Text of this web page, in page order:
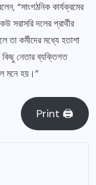
“সাংগঠনিক কার্যক্রমের
সরাসরি দলের প্রার্থীর
কর্মীদের মধ্যে হতাশা
কিছু নেতার ব্যক্তিগত
মনে হয়।”
Print 🖨